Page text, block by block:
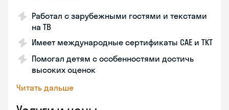
Работал с зарубежными гостями и текстами
на ТВ
Имеет международные сертификаты CAE и TKT
Помогал детям с особенностями достичь
высоких оценок
Читать дальше